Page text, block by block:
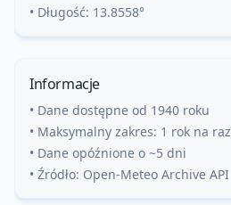
• Długość: 13.8558°
Informacje
• Dane dostępne od 1940 roku
• Maksymalny zakres: 1 rok na raz
• Dane opóźnione o ~5 dni
• Źródło: Open-Meteo Archive API